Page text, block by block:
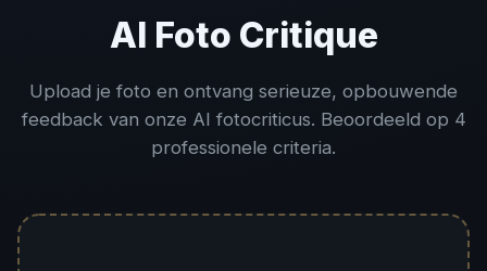
AI Foto Critique
Upload je foto en ontvang serieuze, opbouwende
feedback van onze AI fotocriticus. Beoordeeld op 4
professionele criteria.